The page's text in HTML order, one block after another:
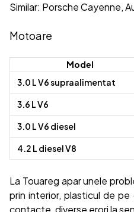
Similar: Porsche Cayenne,
Motoare
Model
3.0 L V6 supraalimentat
3.6 L V6
3.0 L V6 diesel
4.2 L diesel V8
La Touareg apar unele
prin interior, plasticul de
contacte, diverse erori la